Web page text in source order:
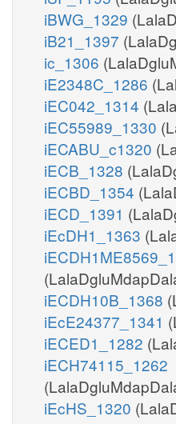
iBWG_1329
iB21_1397
ic_1306
iE2348C_1286
iEC042_1314
iEC55989_1330
iECABU_c1320
iECB_1328
iECBD_1354
iECD_1391
iEcDH1_1363
iECDH10B_1368
iEcE24377_1341
iECED1_1282
iECH74115_1262
iEcHS_1320